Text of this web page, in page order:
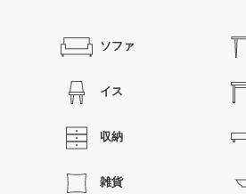
ソファ
イス
収納
雑貨